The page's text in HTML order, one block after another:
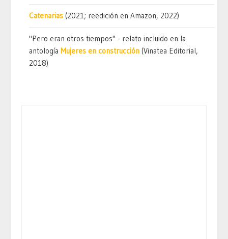
Catenarias (2021; reedición en Amazon, 2022)
"Pero eran otros tiempos" - relato incluido en la
antología Mujeres en construcción (Vinatea Editorial,
2018)